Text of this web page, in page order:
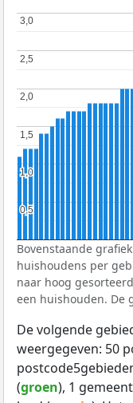
0,5
0,5
1,0
1,0
1,5
1,5
2,0
2,0
2,5
2,5
3,0
3,0
Bovenstaande
huishoudens per
naar hoog
een huishouden. De
De volgende
weergegeven: 50
(groen), 1